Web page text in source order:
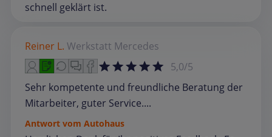
schnell geklärt ist.
Reiner L. Werkstatt Mercedes
5,0/5
Sehr kompetente und freundliche Beratung der
Mitarbeiter, guter Service....
Antwort vom Autohaus